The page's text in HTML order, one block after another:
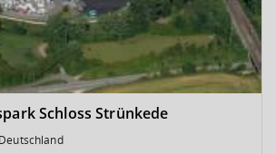
Schloss Strünkede